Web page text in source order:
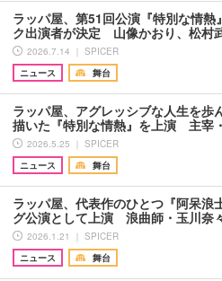
ラッパ屋、第51回公演『特別な情熱
ク出演者が決定 山像かおり、松村
2026.7.14 ｜ SPICER
ニュース
舞台
ラッパ屋、アグレッシブな人生を歩
描いた『特別な情熱』を上演 主宰
2026.5.25 ｜ SPICER
ニュース
舞台
ラッパ屋、代表作のひとつ『阿呆浪
グ公演として上演 浪曲師・玉川奈
2026.1.21 ｜ SPICER
ニュース
舞台